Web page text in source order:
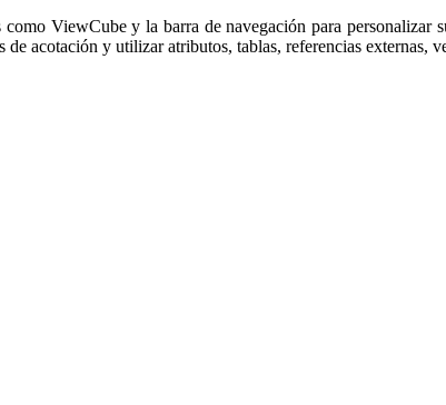
ViewCube y la barra de navegación para
acotación y utilizar atributos, tablas, referencias externas,